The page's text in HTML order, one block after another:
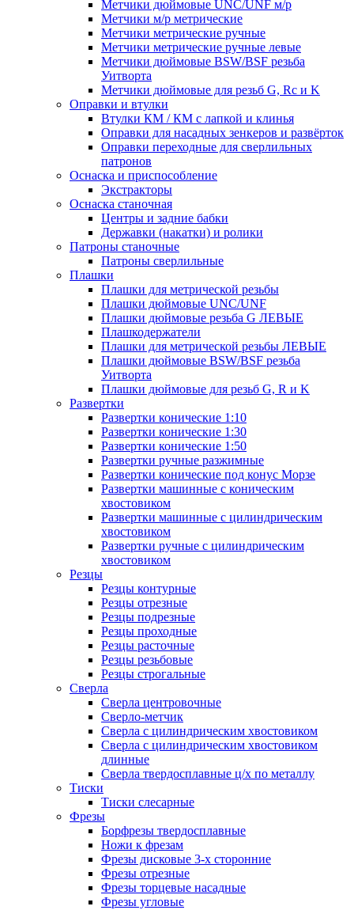
Метчики дюймовые UNC/UNF м/р
Метчики м/р метрические
Метчики метрические ручные
Метчики метрические ручные левые
Метчики дюймовые BSW/BSF резьба
Уитворта
Метчики дюймовые для резьб G, Rc и K
Оправки и втулки
Втулки КМ / КМ с лапкой и клинья
Оправки для насадных зенкеров и развёрток
Оправки переходные для сверлильных
патронов
Оснаска и приспособление
Экстракторы
Оснаска станочная
Центры и задние бабки
Державки (накатки) и ролики
Патроны станочные
Патроны сверлильные
Плашки
Плашки для метрической резьбы
Плашки дюймовые UNC/UNF
Плашки дюймовые резьба G ЛЕВЫЕ
Плашкодержатели
Плашки для метрической резьбы ЛЕВЫЕ
Плашки дюймовые BSW/BSF резьба
Уитворта
Плашки дюймовые для резьб G, R и K
Развертки
Развертки конические 1:10
Развертки конические 1:30
Развертки конические 1:50
Развертки ручные разжимные
Развертки конические под конус Морзе
Развертки машинные с коническим
хвостовиком
Развертки машинные с цилиндрическим
хвостовиком
Развертки ручные с цилиндрическим
хвостовиком
Резцы
Резцы контурные
Резцы отрезные
Резцы подрезные
Резцы проходные
Резцы расточные
Резцы резьбовые
Резцы строгальные
Сверла
Сверла центровочные
Сверло-метчик
Сверла с цилиндрическим хвостовиком
Сверла с цилиндрическим хвостовиком
длинные
Сверла твердосплавные ц/х по металлу
Тиски
Тиски слесарные
Фрезы
Борфрезы твердосплавные
Ножи к фрезам
Фрезы дисковые 3-х сторонние
Фрезы отрезные
Фрезы торцевые насадные
Фрезы угловые